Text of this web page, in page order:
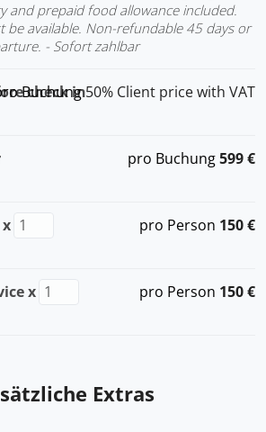
and prepaid food allowance included.
be available. Non-refundable 45 days or
- Sofort zahlbar
check in
Buchung 50% Client price with VAT
pro Buchung599 €
x pro Person 150 €
x pro Person 150 €
Extras